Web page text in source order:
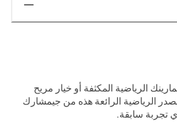
الرياضية المكثفة أو خيار مريح
الرياضية الرائعة هذه من جيمشارك
تجربة سابقة.